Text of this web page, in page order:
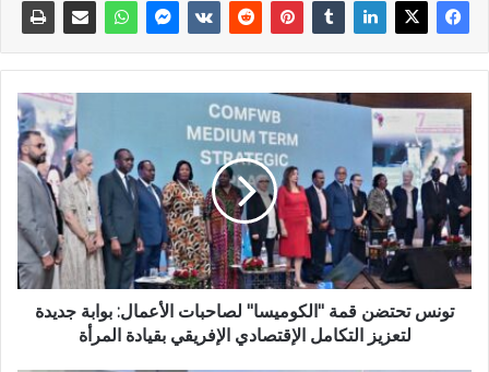
تونس تحتضن قمة "الكوميسا" لصاحبات الأعمال: بوابة جديدة
لتعزيز التكامل الإقتصادي الإفريقي بقيادة المرأة